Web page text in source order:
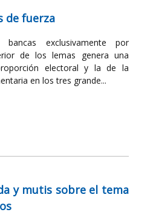
de fuerza
exclusivamente por
de los lemas genera una
electoral y la de la
en los tres grande...
y mutis sobre el tema